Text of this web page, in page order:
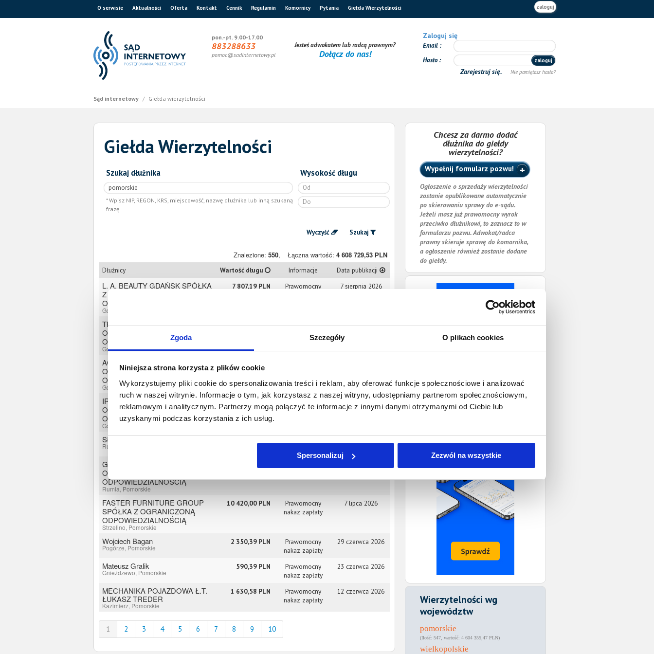
Zgoda Szczegóły O plikach cookies
Niniejsza strona korzysta z plików cookie
Wykorzystujemy pliki cookie do spersonalizowania treści i reklam, aby oferować funkcje społecznościowe i analizować
ruch w naszej witrynie. Informacje o tym, jak korzystasz z naszej witryny, udostępniamy partnerom społecznościowym,
reklamowym i analitycznym. Partnerzy mogą połączyć te informacje z innymi danymi otrzymanymi od Ciebie lub
uzyskanymi podczas korzystania z ich usług.
Spersonalizuj Zezwól na wszystkie
O serwisie Aktualności Oferta Kontakt Cennik Regulamin Komornicy Pytania Giełda Wierzytelności zaloguj
pon.-pt. 9.00-17.00
883288633
pomoc@sadinternetowy.pl
Jesteś adwokatem lub radcą prawnym?
Dołącz do nas!
Zaloguj się
Email
Hasło
zaloguj
Zarejestruj się. Nie pamiętasz hasła?
Sąd internetowy / Giełda wierzytelności
Giełda Wierzytelności
Szukaj dłużnika
Wpisz NIP, REGON, KRS, miejscowość, nazwę dłużnika lub inną szukaną
frazę
Wysokość długu
Wyczyść Szukaj
Znalezione: 550, Łączna wartość: 4 608 729,53 PLN
Dłużnicy Wartość długu Informacje Data publikacji
L. A. BEAUTY GDAŃSK SPÓŁKA
Z OGRANICZONĄ
ODPOWIEDZIALNOŚCIĄ
Gdańsk, Pomorskie
7 807,19 PLN
Prawomocny
7 sierpnia 2026
TRS WAREHOUSE SPÓŁKA Z
OGRANICZONĄ
ODPOWIEDZIALNOŚCIĄ
Gdańsk, Pomorskie
952,54 PLN
Prawomocny
nakaz zapłaty
25 lipca 2026
AQUACLEAN SPÓŁKA Z
OGRANICZONĄ
ODPOWIEDZIALNOŚCIĄ
Gdańsk, Pomorskie
9 667,68 PLN
IRYH SPÓŁKA Z
OGRANICZONĄ
ODPOWIEDZIALNOŚCIĄ
Gdańsk, Pomorskie
8 394,57 PLN
Prawomocny
nakaz zapłaty
16 lipca 2026
Sławomir Ciarkowski
Rumsko, Pomorskie
GLG SPÓŁKA Z
OGRANICZONĄ
ODPOWIEDZIALNOŚCIĄ
Rumia, Pomorskie
22 651,20 PLN
FASTER FURNITURE GROUP
SPÓŁKA Z OGRANICZONĄ
ODPOWIEDZIALNOŚCIĄ
Strzelino, Pomorskie
10 420,00 PLN
Prawomocny
nakaz zapłaty
7 lipca 2026
Wojciech Bagan
Pogórze, Pomorskie
2 350,39 PLN
Prawomocny
nakaz zapłaty
29 czerwca 2026
Mateusz Gralik
Gnieżdzewo, Pomorskie
590,39 PLN
Prawomocny
nakaz zapłaty
23 czerwca 2026
MECHANIKA POJAZDOWA Ł.T.
ŁUKASZ TREDER
Kazimierz, Pomorskie
1 630,58 PLN
Prawomocny
nakaz zapłaty
12 czerwca 2026
1 2 3 4 5 6 7 8 9 10
Chcesz za darmo dodać
dłużnika do giełdy
wierzytelności?
Wypełnij formularz pozwu!
Ogłoszenie o sprzedaży wierzytelności
zostanie opublikowane automatycznie
po skierowaniu sprawy do e-sądu.
Jeżeli masz już prawomocny wyrok
przeciwko dłużnikowi, to zaznacz to w
formularzu pozwu. Adwokat/radca
prawny skieruje sprawę do komornika,
a ogłoszenie również zostanie dodane
do giełdy.
Wierzytelności wg
województw
pomorskie
547 4 604 355,47 PLN
wielkopolskie